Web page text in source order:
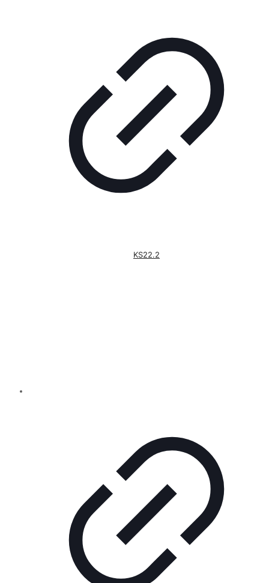
KS22.2